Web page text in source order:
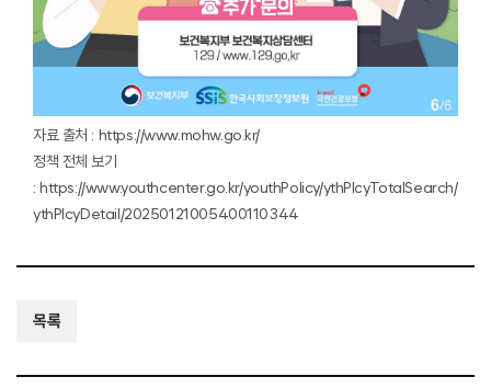
자료 출처 : https://www.mohw.go.kr/
정책 전체 보기
:https://www.youthcenter.go.kr/youthPolicy/ythPlcyTotalSearch/
ythPlcyDetail/20250121005400110344
목록